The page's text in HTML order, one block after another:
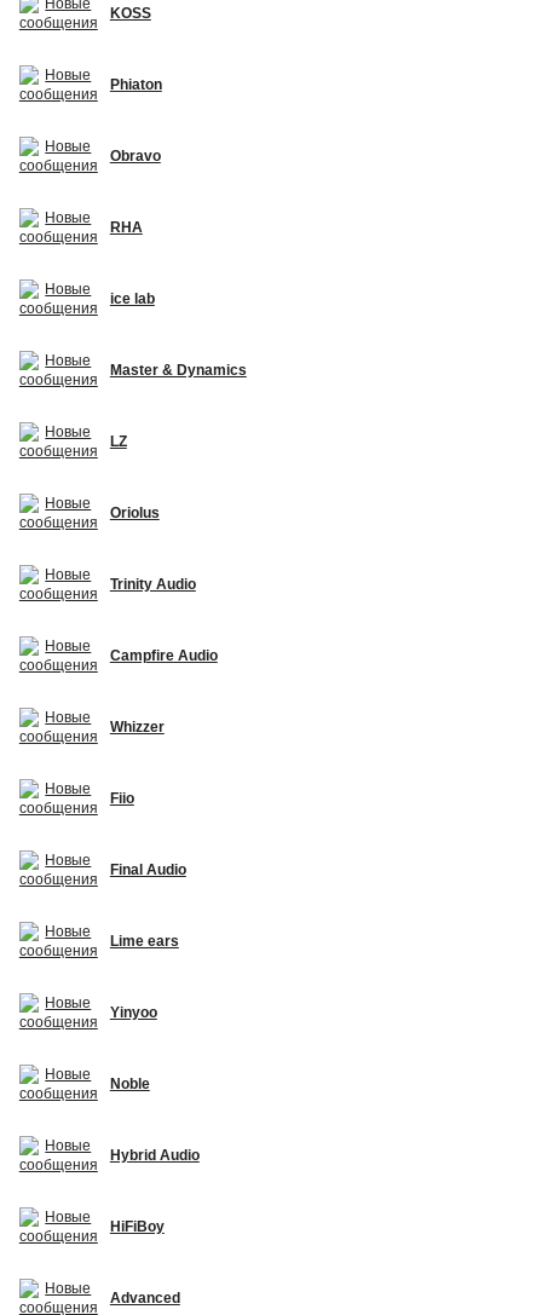
KOSS
Phiaton
Obravo
RHA
ice lab
Master & Dynamics
LZ
Oriolus
Trinity Audio
Campfire Audio
Whizzer
Fiio
Final Audio
Lime ears
Yinyoo
Noble
Hybrid Audio
HiFiBoy
Advanced